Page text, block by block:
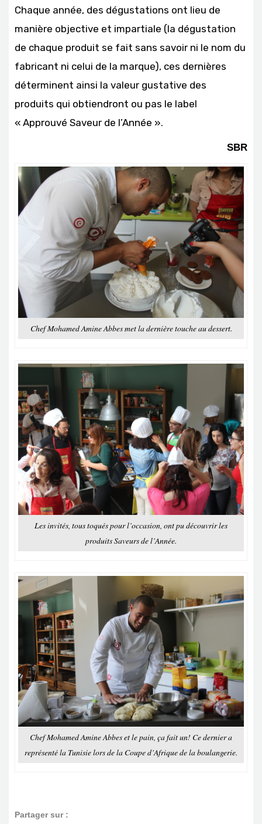
Chaque année, des dégustations ont lieu de
manière objective et impartiale (la dégustation
de chaque produit se fait sans savoir ni le nom du
fabricant ni celui de la marque), ces dernières
déterminent ainsi la valeur gustative des
produits qui obtiendront ou pas le label
« Approuvé Saveur de l’Année ».
SBR
Chef Mohamed Amine Abbes met la dernière touche au dessert.
Les invités, tous toqués pour l’occasion, ont pu découvrir les
produits Saveurs de l’Année.
Chef Mohamed Amine Abbes et le pain, ça fait un! Ce dernier a
représenté la Tunisie lors de la Coupe d’Afrique de la boulangerie.
Partager sur :